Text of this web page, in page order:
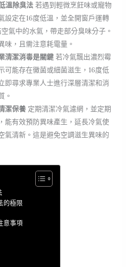
溫除臭法若遇到輕微烹飪味或寵物
設定在16度低溫，並全開窗戶運轉
氣中的水氣，帶走部分臭味分子。
味，且需注意耗電量。
清潔消毒是關鍵若冷氣飄出濃烈霉
可能存在黴菌或細菌滋生，16度低
即尋求專業人士進行深層清潔和消
。
潔保養定期清潔冷氣濾網，並定期
能有效預防異味產生，延長冷氣使
氣清新。這是避免空調滋生異味的
的極限
意事項